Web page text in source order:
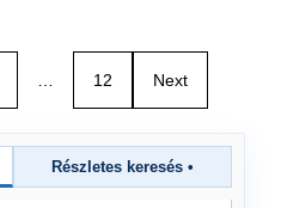
… 12 Next
Részletes keresés •